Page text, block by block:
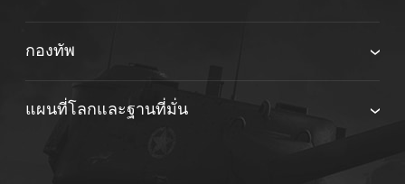
กองทัพ
แผนที่โลกและฐานที่มั่น